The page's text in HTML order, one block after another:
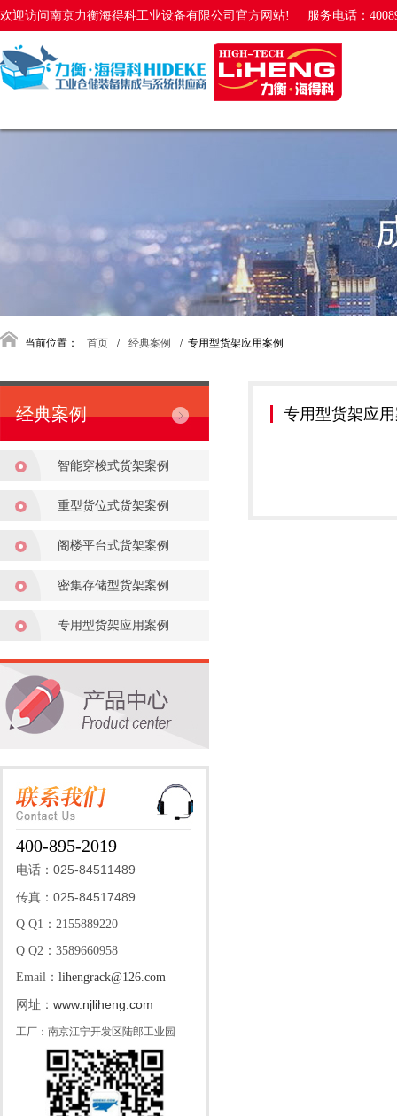
欢迎访问南京力衡海得科工业设备有限公司官方网站! 服务电话：
当前位置： 首页 / 经典案例 / 专用型货架应用案例
经典案例
智能穿梭式货架案例
重型货位式货架案例
阁楼平台式货架案例
密集存储型货架案例
专用型货架应用案例
400-895-2019
电话： 025-84511489
传真： 025-84517489
Q Q1：2155889220
Q Q2：3589660958
Email： lihengrack@126.com
网址： www.njliheng.com
工厂：南京江宁开发区陆郎工业园
专用型货架应